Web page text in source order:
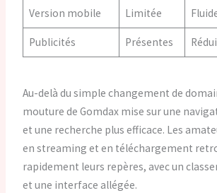
Version mobile Limitée
Publicités Présentes
Au-delà du simple changement de
mouture de Gomdax mise sur une
et une recherche plus efficace. Les
en streaming et en téléchargement
rapidement leurs repères, avec un
et une interface allégée.